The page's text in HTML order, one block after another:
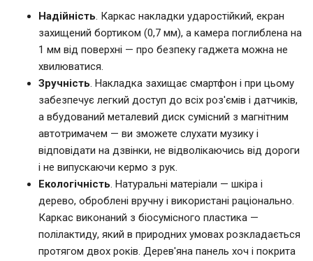
Надійність. Каркас накладки ударостійкий, екран
захищений бортиком (0,7 мм), а камера поглиблена на
1 мм від поверхні — про безпеку гаджета можна не
хвилюватися.
Зручність. Накладка захищає смартфон і при цьому
забезпечує легкий доступ до всіх роз'ємів і датчиків,
а вбудований металевий диск сумісний з магнітним
автотримачем — ви зможете слухати музику і
відповідати на дзвінки, не відволікаючись від дороги
і не випускаючи кермо з рук.
Екологічність. Натуральні матеріали — шкіра і
дерево, оброблені вручну і використані раціонально.
Каркас виконаний з біосумісного пластика —
полілактиду, який в природних умовах розкладається
протягом двох років. Дерев'яна панель хоч і покрита